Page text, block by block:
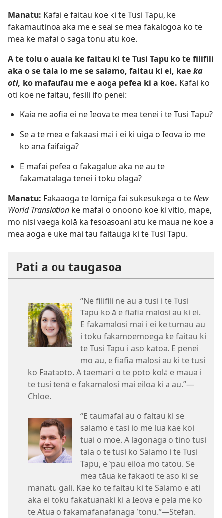
Manatu: Kafai e faitau koe ki te Tusi Tapu, ke
fakamautinoa aka me e seai se mea fakalogoa ko te
mea ke mafai o saga tonu atu koe.
A te tolu o auala ke faitau ki te Tusi Tapu ko te filifili
aka o se tala io me se salamo, faitau ki ei, kae ka
oti, ko mafaufau me e aoga pefea ki a koe. Kafai ko
oti koe ne faitau, fesili ifo penei:
Kaia ne aofia ei ne Ieova te mea tenei i te Tusi Tapu?
Se a te mea e fakaasi mai i ei ki uiga o Ieova io me
ko ana faifaiga?
E mafai pefea o fakagalue aka ne au te
fakamatalaga tenei i toku olaga?
Manatu: Fakaaoga te lōmiga fai sukesukega o teNew
World Translation ke mafai o onoono koe ki vitio, mape,
mo nisi vaega kolā ka fesoasoani atu ke maua ne koe a
mea aoga e uke mai tau faitauga ki te Tusi Tapu.
Pati a ou taugasoa
“Ne filifili ne au a tusi i te Tusi
Tapu kolā e fiafia malosi au ki ei.
E fakamalosi mai i ei ke tumau au
i toku fakamoemoega ke faitau ki
te Tusi Tapu i aso katoa. E penei
mo au, e fiafia malosi au ki te tusi
ko Faataoto. A taemani o te poto kolā e maua i
te tusi tenā e fakamalosi mai eiloa ki a au.”​—
Chloe.
“E taumafai au o faitau ki se
salamo e tasi io me lua kae koi
tuai o moe. A lagonaga o tino tusi
tala o te tusi ko Salamo i te Tusi
Tapu, e ‵pau eiloa mo tatou. Se
mea tāua ke fakaoti te aso ki se
manatu gali. Kae ko te faitau ki te Salamo e ati
aka ei toku fakatuanaki ki a Ieova e pela me ko
te Atua o fakamafanafanaga ‵tonu.”​—Stefan.